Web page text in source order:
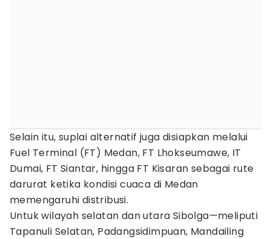
Selain itu, suplai alternatif juga disiapkan melalui
Fuel Terminal (FT) Medan, FT Lhokseumawe, IT
Dumai, FT Siantar, hingga FT Kisaran sebagai rute
darurat ketika kondisi cuaca di Medan
memengaruhi distribusi.
Untuk wilayah selatan dan utara Sibolga—meliputi
Tapanuli Selatan, Padangsidimpuan, Mandailing